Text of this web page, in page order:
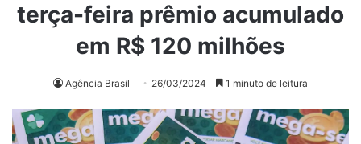
terça-feira prêmio acumulado
em R$ 120 milhões
Agência Brasil 26/03/2024 1 minuto de leitura